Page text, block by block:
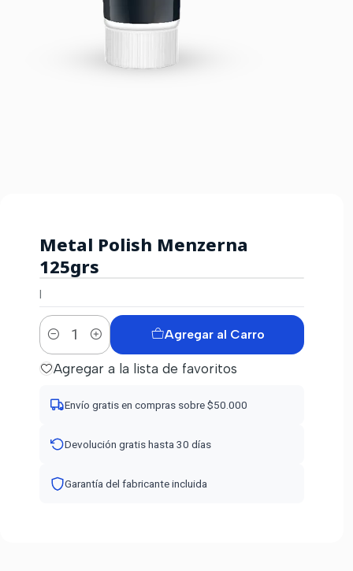
|
Metal Polish Menzerna
125grs
Cantidad
Agregar al Carro
Agregar a la lista de favoritos
Envío gratis en compras sobre $50.000
Devolución gratis hasta 30 días
Garantía del fabricante incluida